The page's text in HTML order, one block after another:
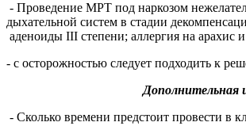
- Проведение МРТ под наркозом
дыхательной систем в стадии
аденоиды III степени; аллергия на арахис
- с осторожностью следует подходить к
Дополнительная
- Сколько времени предстоит провести в